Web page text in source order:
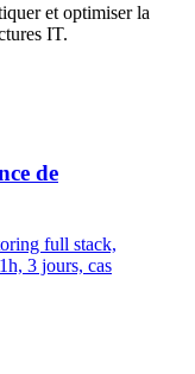
et optimiser la
IT.
de
full stack,
3 jours, cas